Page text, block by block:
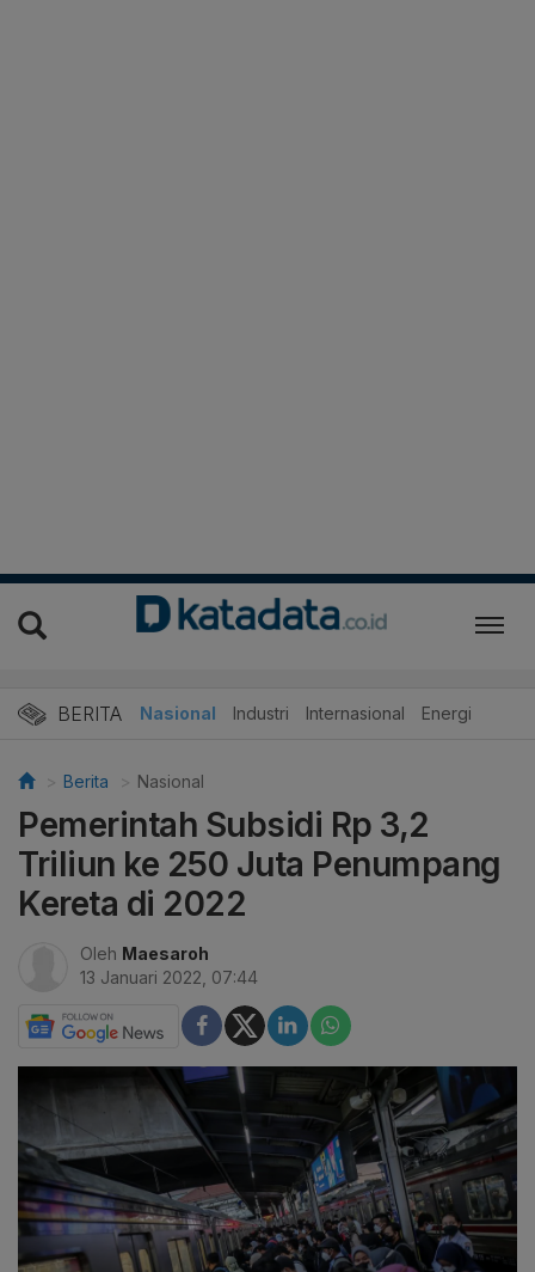
BERITA Nasional Industri Internasional Energi
Berita Nasional
Pemerintah Subsidi Rp 3,2
Triliun ke 250 Juta Penumpang
Kereta di 2022
Oleh Maesaroh
13 Januari 2022, 07:44